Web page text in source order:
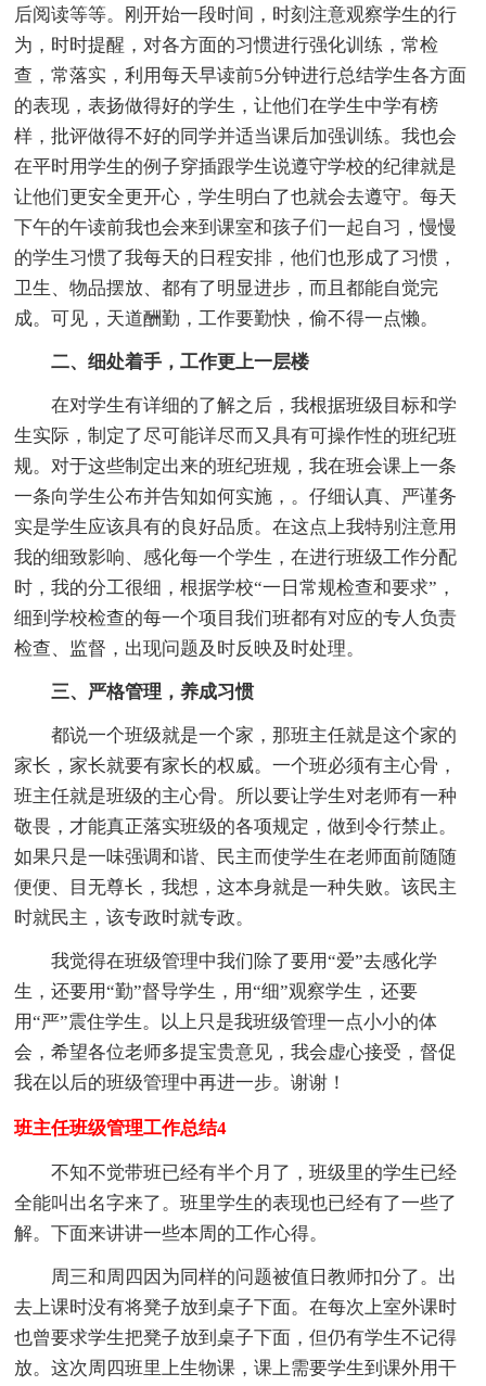
后阅读等等。刚开始一段时间，时刻注意观察学生的行
为，时时提醒，对各方面的习惯进行强化训练，常检
查，常落实，利用每天早读前5分钟进行总结学生各方面
的表现，表扬做得好的学生，让他们在学生中学有榜
样，批评做得不好的同学并适当课后加强训练。我也会
在平时用学生的例子穿插跟学生说遵守学校的纪律就是
让他们更安全更开心，学生明白了也就会去遵守。每天
下午的午读前我也会来到课室和孩子们一起自习，慢慢
的学生习惯了我每天的日程安排，他们也形成了习惯，
卫生、物品摆放、都有了明显进步，而且都能自觉完
成。可见，天道酬勤，工作要勤快，偷不得一点懒。
二、细处着手，工作更上一层楼
在对学生有详细的了解之后，我根据班级目标和学
生实际，制定了尽可能详尽而又具有可操作性的班纪班
规。对于这些制定出来的班纪班规，我在班会课上一条
一条向学生公布并告知如何实施，。仔细认真、严谨务
实是学生应该具有的良好品质。在这点上我特别注意用
我的细致影响、感化每一个学生，在进行班级工作分配
时，我的分工很细，根据学校“一日常规检查和要求”，
细到学校检查的每一个项目我们班都有对应的专人负责
检查、监督，出现问题及时反映及时处理。
三、严格管理，养成习惯
都说一个班级就是一个家，那班主任就是这个家的
家长，家长就要有家长的权威。一个班必须有主心骨，
班主任就是班级的主心骨。所以要让学生对老师有一种
敬畏，才能真正落实班级的各项规定，做到令行禁止。
如果只是一味强调和谐、民主而使学生在老师面前随随
便便、目无尊长，我想，这本身就是一种失败。该民主
时就民主，该专政时就专政。
我觉得在班级管理中我们除了要用“爱”去感化学
生，还要用“勤”督导学生，用“细”观察学生，还要
用“严”震住学生。以上只是我班级管理一点小小的体
会，希望各位老师多提宝贵意见，我会虚心接受，督促
我在以后的班级管理中再进一步。谢谢！
班主任班级管理工作总结4
不知不觉带班已经有半个月了，班级里的学生已经
全能叫出名字来了。班里学生的表现也已经有了一些了
解。下面来讲讲一些本周的工作心得。
周三和周四因为同样的问题被值日教师扣分了。出
去上课时没有将凳子放到桌子下面。在每次上室外课时
也曾要求学生把凳子放到桌子下面，但仍有学生不记得
放。这次周四班里上生物课，课上需要学生到课外用干